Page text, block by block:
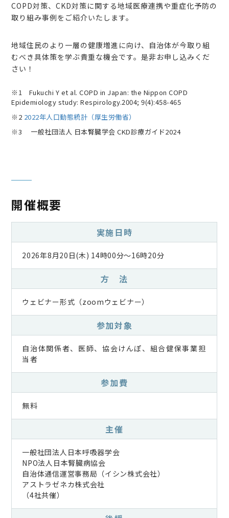
COPD対策、CKD対策に関する地域医療連携や重症化予防の
取り組み事例をご紹介いたします。
地域住民のより一層の健康増進に向け、自治体が今取り組
むべき具体策を学ぶ貴重な機会です。是非お申し込みくだ
さい！
※1 Fukuchi Y et al. COPD in Japan: the Nippon COPD
Epidemiology study: Respirology.2004; 9(4):458-465
※2 2022年人口動態統計（厚生労働省）
※3 一般社団法人 日本腎臓学会 CKD診療ガイド2024
開催概要
実施日時
2026年8月20日(木) 14時00分～16時20分
方 法
ウェビナー形式（zoomウェビナー）
参加対象
自治体関係者、医師、協会けんぽ、組合健保事業担
当者
参加費
無料
主催
一般社団法人日本呼吸器学会
NPO法人日本腎臓病協会
自治体通信運営事務局（イシン株式会社）
アストラゼネカ株式会社
（4社共催）